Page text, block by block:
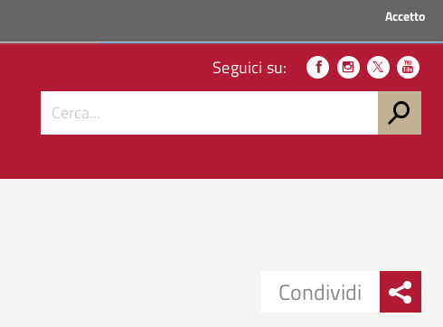
Accetto
Seguici su:
Condividi